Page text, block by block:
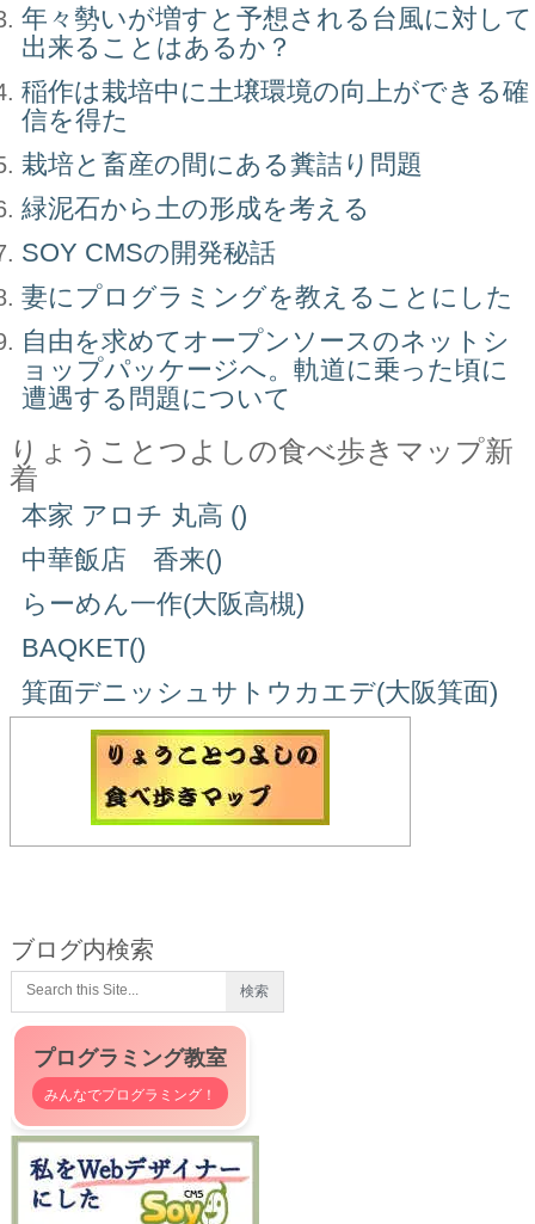
年々勢いが増すと予想される台風に対して
出来ることはあるか？
稲作は栽培中に土壌環境の向上ができる確
信を得た
栽培と畜産の間にある糞詰り問題
緑泥石から土の形成を考える
SOY CMSの開発秘話
妻にプログラミングを教えることにした
自由を求めてオープンソースのネットシ
ョップパッケージへ。軌道に乗った頃に
遭遇する問題について
りょうことつよしの食べ歩きマップ新
着
本家 アロチ 丸高 ()
中華飯店 香来()
らーめん一作(大阪高槻)
BAQKET()
箕面デニッシュサトウカエデ(大阪箕面)
ブログ内検索
プログラミング教室
みんなでプログラミング！